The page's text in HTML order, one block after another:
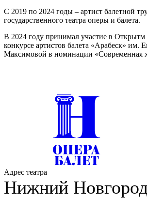
С 2019 по 2024 годы – артист балетной
государственного театра оперы и балета.
В 2024 году принимал участие в Открытм
конкурсе артистов балета «Арабеск» им.
Максимовой в номинации «Современная
Адрес театра
Нижний